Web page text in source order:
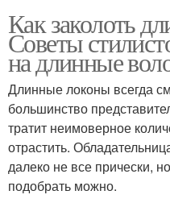
Как заколоть
Советы
на длинные
Длинные локоны всегда
большинство
тратит неимоверное
отрастить.
далеко не все прически,
подобрать можно.